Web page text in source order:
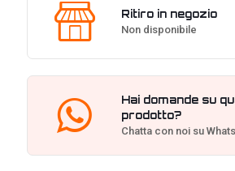
Ritiro in negozio
Non disponibile
Hai domande su
prodotto?
Chatta con noi su